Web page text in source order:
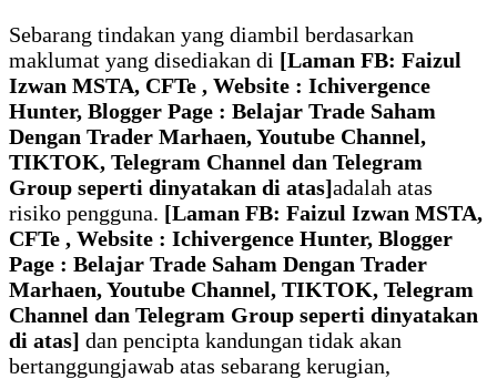
Sebarang tindakan yang diambil berdasarkan
maklumat yang disediakan di [Laman FB: Faizul
Izwan MSTA, CFTe , Website : Ichivergence
Hunter, Blogger Page : Belajar Trade Saham
Dengan Trader Marhaen, Youtube Channel,
TIKTOK, Telegram Channel dan Telegram
Group seperti dinyatakan di atas]adalah atas
risiko pengguna. [Laman FB: Faizul Izwan MSTA,
CFTe , Website : Ichivergence Hunter, Blogger
Page : Belajar Trade Saham Dengan Trader
Marhaen, Youtube Channel, TIKTOK, Telegram
Channel dan Telegram Group seperti dinyatakan
di atas] dan pencipta kandungan tidak akan
bertanggungjawab atas sebarang kerugian,